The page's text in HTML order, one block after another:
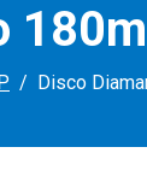
Disco